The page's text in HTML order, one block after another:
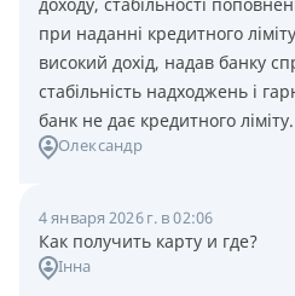
при наданні кредитного
високий дохід, надав банку
стабільність надходжень і
банк не дає кредитного ліміту.
Олександр
4 января 2026 г. в 02:06
Как получить карту и где?
Інна